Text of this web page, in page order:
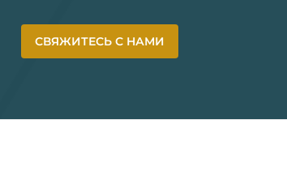
СВЯЖИТЕСЬ С НАМИ